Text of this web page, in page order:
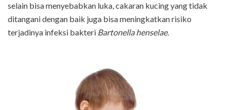
selain bisa menyebabkan luka, cakaran kucing yang tidak
ditangani dengan baik juga bisa meningkatkan risiko
terjadinya infeksi bakteri Bartonella henselae.